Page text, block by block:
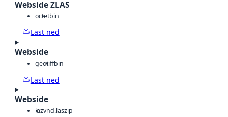
Webside ZLAS
octetbin
Last ned
Webside
geotiffbin
Last ned
Webside
lazvnd.laszip